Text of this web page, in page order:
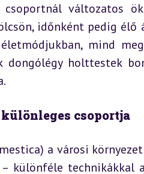
változatos
időnként pedig
mind
dongólégy holttestek
csoportja
a városi
különféle technikákkal